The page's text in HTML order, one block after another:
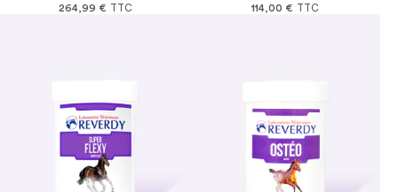
264,99 € 114,00 €